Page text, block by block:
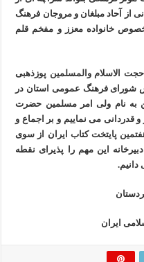
از آحاد مبلغان و مروجان فرهنگ
خصوص خانواده معزز و مفخم قلم
الاسلام والمسلمین پوزذهبی
شورای فرهنگ عمومی استان در
به نام ولی امر مسلمین حضرت
قدردانی می نماییم و بر اجماع و
پایتخت کتاب ایران از سوی
این مهم را پذیرای نقطه
ایران